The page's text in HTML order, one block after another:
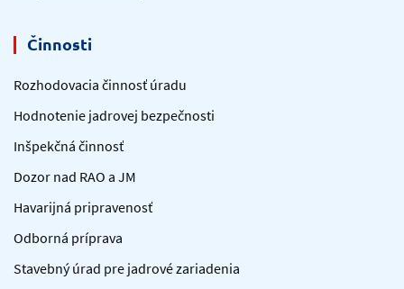
Činnosti
Rozhodovacia činnosť úradu
Hodnotenie jadrovej bezpečnosti
Inšpekčná činnosť
Dozor nad RAO a JM
Havarijná pripravenosť
Odborná príprava
Stavebný úrad pre jadrové zariadenia